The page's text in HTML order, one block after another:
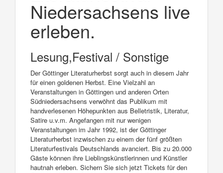
Niedersachsens live
erleben.
Lesung,Festival / Sonstige
Der Göttinger Literaturherbst sorgt auch in diesem Jahr
für einen goldenen Herbst. Eine Vielzahl an
Veranstaltungen in Göttingen und anderen Orten
Südniedersachsens verwöhnt das Publikum mit
handverlesenen Höhepunkten aus Belletristik, Literatur,
Satire u.v.m. Angefangen mit nur wenigen
Veranstaltungen im Jahr 1992, ist der Göttinger
Literaturherbst inzwischen zu einem der fünf größten
Literaturfestivals Deutschlands avanciert. Bis zu 20.000
Gäste können ihre Lieblingskünstlerinnen und Künstler
hautnah erleben. Sichern Sie sich jetzt Tickets für den